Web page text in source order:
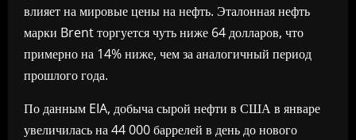
влияет на мировые цены на нефть. Эталонная нефть
марки Brent торгуется чуть ниже 64 долларов, что
примерно на 14% ниже, чем за аналогичный период
прошлого года.
По данным EIA, добыча сырой нефти в США в январе
увеличилась на 44 000 баррелей в день до нового